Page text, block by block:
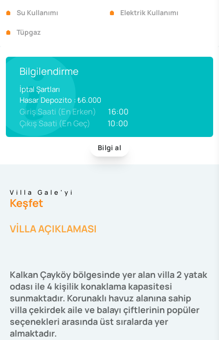
Su Kullanımı Elektrik Kullanımı
Tüpgaz
Bilgilendirme
İptal Şartları
Hasar Depozito :₺6.000
Giriş Saati (En Erken)
16:00
Çıkış Saati (En Geç)
10:00
Bilgi al
Villa Gale'yi
Keşfet
VİLLA AÇIKLAMASI
Kalkan Çayköy bölgesinde yer alan villa 2 yatak
odası ile 4 kişilik konaklama kapasitesi
sunmaktadır. Korunaklı havuz alanına sahip
villa çekirdek aile ve balayı çiftlerinin popüler
seçenekleri arasında üst sıralarda yer
almaktadır.